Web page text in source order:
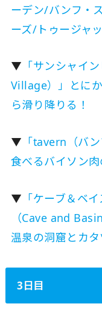
ーデン/バンフ・
ーズ/トゥージャ
▼ 「サンシャイ
Village）」とに
ら滑り降りる！
▼ 「tavern（バ
食べるバイソン肉
▼ 「ケーブ＆ベ
（Cave and
温泉の洞窟とカ
3日目